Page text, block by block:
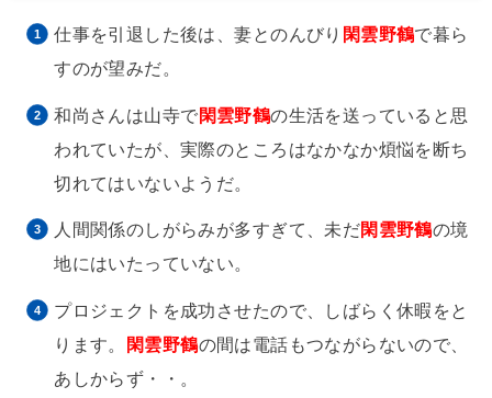
仕事を引退した後は、妻とのんびり 閑雲野鶴で暮ら
すのが望みだ。
和尚さんは山寺で閑雲野鶴の生活を送っていると思
われていたが、実際のところはなかなか煩悩を断ち
切れてはいないようだ。
人間関係のしがらみが多すぎて、未だ閑雲野鶴の境
地にはいたっていない。
プロジェクトを成功させたので、しばらく休暇をと
ります。
閑雲野鶴の間は電話もつながらないので、
あしからず・・。